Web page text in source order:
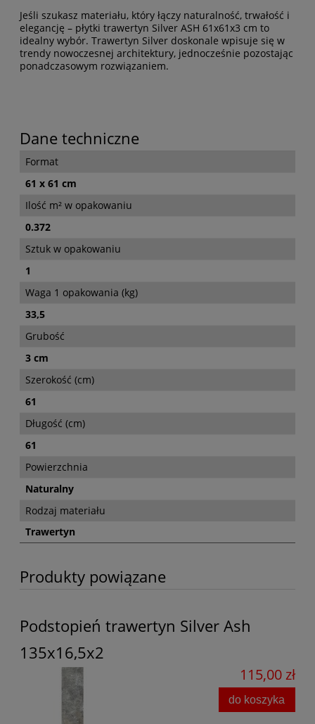
Jeśli szukasz materiału, który łączy naturalność, trwałość i
elegancję – płytki trawertyn Silver ASH 61x61x3 cm to
idealny wybór. Trawertyn Silver doskonale wpisuje się w
trendy nowoczesnej architektury, jednocześnie pozostając
ponadczasowym rozwiązaniem.
Dane techniczne
Format
61 x 61 cm
Ilość m² w opakowaniu
0.372
Sztuk w opakowaniu
1
Waga 1 opakowania (kg)
33,5
Grubość
3 cm
Szerokość (cm)
61
Długość (cm)
61
Powierzchnia
Naturalny
Rodzaj materiału
Trawertyn
Produkty powiązane
Podstopień trawertyn Silver Ash
135x16,5x2
115,00 zł
do koszyka